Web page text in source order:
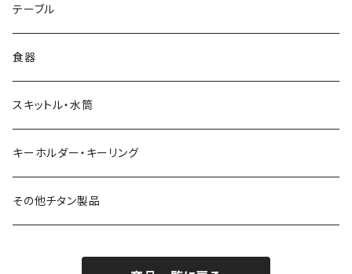
リッド（蓋）
テーブル
食器
スキットル・水筒
キーホルダー・キーリング
その他チタン製品